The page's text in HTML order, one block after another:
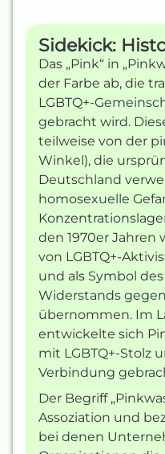
Sidekick:
Das „Pink“ in
der Farbe ab, die
LGBTQ+-
gebracht wird.
teilweise von der
Winkel), die
Deutschland
homosexuelle
den 1970er Jahren
von LGBTQ+-
und als Symbol
Widerstands
übernommen. Im
entwickelte sich
mit LGBTQ+-Stolz
Verbindung
Der Begriff
Assoziation und
bei denen